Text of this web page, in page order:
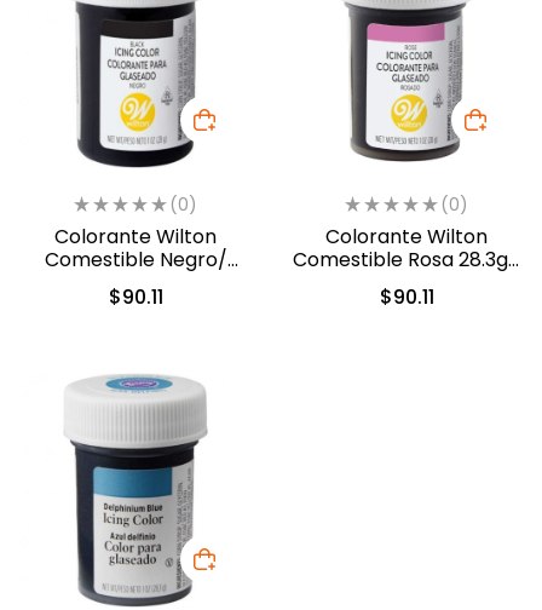
(0)
Colorante Wilton
Comestible Negro/
Black 28.3gr. (04-0-
0037)
$90.11
(0)
Colorante Wilton
Comestible Rosa 28.3gr.
(610-401)
$90.11